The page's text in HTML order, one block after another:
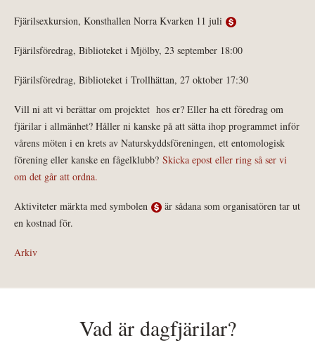
Fjärilsexkursion, Konsthallen Norra Kvarken 11 juli
Fjärilsföredrag, Biblioteket i Mjölby, 23 september 18:00
Fjärilsföredrag, Biblioteket i Trollhättan, 27 oktober 17:30
Vill ni att vi berättar om projektet hos er? Eller ha ett föredrag om
fjärilar i allmänhet? Håller ni kanske på att sätta ihop programmet inför
vårens möten i en krets av Naturskyddsföreningen, ett entomologisk
förening eller kanske en fågelklubb? Skicka epost eller ring så ser vi
om det går att ordna.
Aktiviteter märkta med symbolen
är sådana som organisatören tar ut
en kostnad för.
Arkiv
Vad är dagfjärilar?